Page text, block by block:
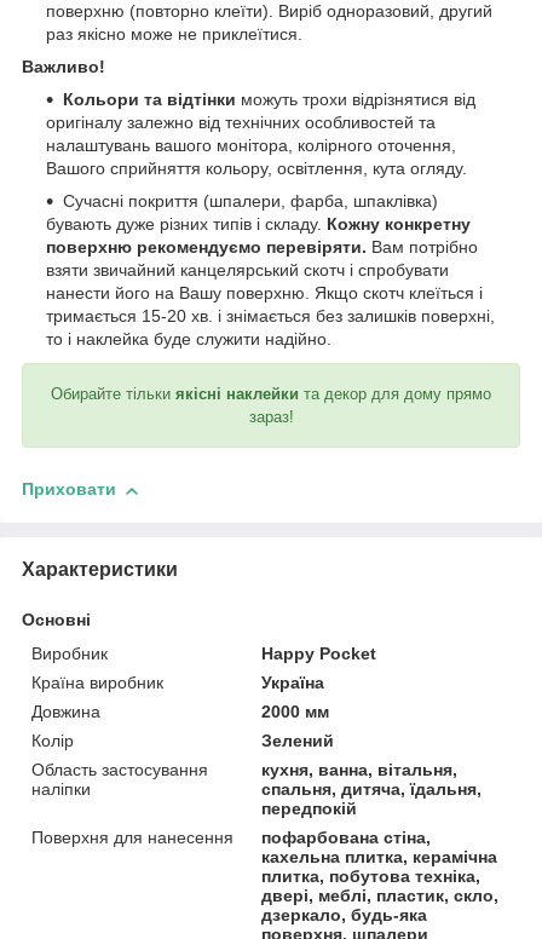
поверхню (повторно клеїти). Виріб одноразовий, другий
раз якісно може не приклеїтися.
Важливо!
Кольори та відтінки можуть трохи відрізнятися від
оригіналу залежно від технічних особливостей та
налаштувань вашого монітора, колірного оточення,
Вашого сприйняття кольору, освітлення, кута огляду.
Сучасні покриття (шпалери, фарба, шпаклівка)
бувають дуже різних типів і складу. Кожну конкретну
поверхню рекомендуємо перевіряти. Вам потрібно
взяти звичайний канцелярський скотч і спробувати
нанести його на Вашу поверхню. Якщо скотч клеїться і
тримається 15-20 хв. і знімається без залишків поверхні,
то і наклейка буде служити надійно.
Обирайте тільки якісні наклейки та декор для дому прямо
зараз!
Приховати
Характеристики
Основні
Виробник
Happy Pocket
Країна виробник
Україна
Довжина
2000 мм
Колір
Зелений
Область застосування
наліпки
кухня, ванна, вітальня,
спальня, дитяча, їдальня,
передпокій
Поверхня для нанесення
пофарбована стіна,
кахельна плитка, керамічна
плитка, побутова техніка,
двері, меблі, пластик, скло,
дзеркало, будь-яка
поверхня, шпалери